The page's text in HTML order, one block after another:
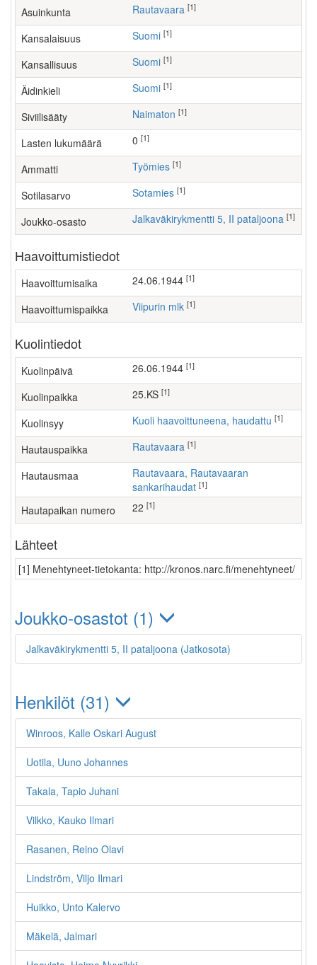
Asuinkunta Rautavaara [1]
Kansalaisuus Suomi [1]
Kansallisuus Suomi [1]
Äidinkieli Suomi [1]
Siviilisääty Naimaton [1]
Lasten lukumäärä [1]
Ammatti työmies [1]
Sotilasarvo Sotamies [1]
Joukko-osasto Jalkaväkirykmentti 5, II pataljoona [1]
Haavoittumistiedot
Haavoittumisaika 24.06.1944 [1]
Haavoittumispaikka Viipurin mlk [1]
Kuolintiedot
Kuolinpäivä 26.06.1944 [1]
Kuolinpaikka 25.KS [1]
Kuolinsyy Kuoli haavoittuneena, haudattu [1]
Hautauspaikka Rautavaara [1]
Hautausmaa
Rautavaara, Rautavaaran
sankarihaudat [1]
Hautapaikan numero 22 [1]
Lähteet
[1] Menehtyneet-tietokanta: http://kronos.narc.fi/menehtyneet/
Joukko-osastot (1)
Jalkaväkirykmentti 5, II pataljoona (Jatkosota)
Henkilöt (31)
Winroos, Kalle Oskari August
Uotila, Uuno Johannes
Takala, Tapio Juhani
Vilkko, Kauko Ilmari
Rasanen, Reino Olavi
Lindström, Viljo Ilmari
Huikko, Unto Kalervo
Mäkelä, Jalmari